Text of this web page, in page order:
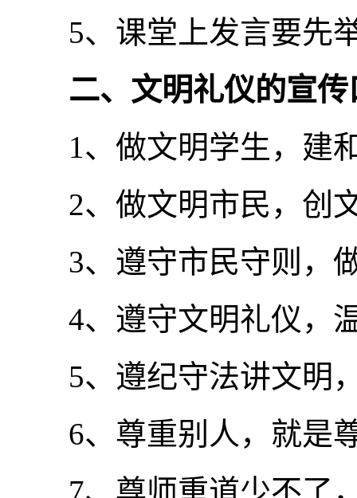
5、课堂上发言要先举
二、文明礼仪的宣传
1、做文明学生，建
2、做文明市民，创
3、遵守市民守则，
4、遵守文明礼仪，
5、遵纪守法讲文明
6、尊重别人，就是
7、尊师重道少不了